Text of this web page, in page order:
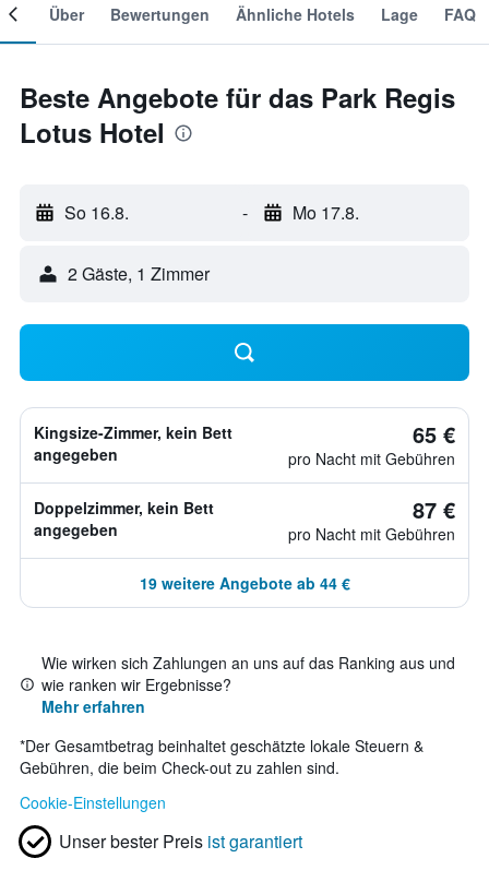
Über Bewertungen Ähnliche Hotels Lage FAQ
Beste Angebote für das Park Regis
Lotus Hotel
So 16.8. - Mo 17.8.
2 Gäste, 1 Zimmer
Kingsize-Zimmer, kein Bett
angegeben
65 €
pro Nacht mit Gebühren
Doppelzimmer, kein Bett
angegeben
87 €
pro Nacht mit Gebühren
19 weitere Angebote ab 44 €
Wie wirken sich Zahlungen an uns auf das Ranking aus und
wie ranken wir Ergebnisse?
Mehr erfahren
*Der Gesamtbetrag beinhaltet geschätzte lokale Steuern &
Gebühren, die beim Check-out zu zahlen sind.
Cookie-Einstellungen
Unser bester Preis ist garantiert